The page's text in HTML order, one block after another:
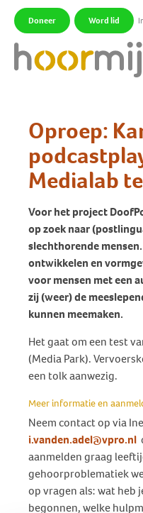
Doneer Word lid
Oproep:
Medialab
Voor het project
op zoek naar
slechthorende
ontwikkelen en
voor mensen met een
zij (weer) de
kunnen meemaken.
Het gaat om een test
(Media Park).
een tolk aanwezig.
Meer informatie en
Neem contact op via
i.vanden.adel@vpro.nl
aanmelden graag
gehoorproblematiek
op vragen als: wat heb
begonnen, welke